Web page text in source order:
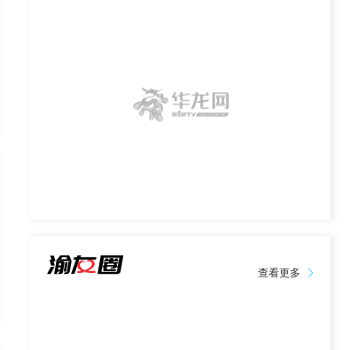
查看更多